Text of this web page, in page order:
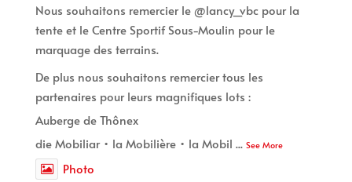
Nous souhaitons remercier le @lancy_vbc pour la
tente et le Centre Sportif Sous-Moulin pour le
marquage des terrains.
De plus nous souhaitons remercier tous les
partenaires pour leurs magnifiques lots :
Auberge de Thônex
die Mobiliar • la Mobilière • la Mobil ... See More
Photo